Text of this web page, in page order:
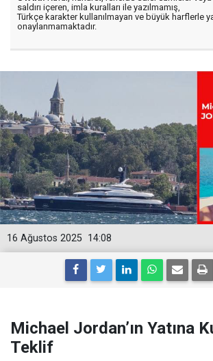
saldırı içeren, imla kuralları ile yazılmamış,
Türkçe karakter kullanılmayan ve büyük harflerle
onaylanmamaktadır.
14:08
16 Ağustos 2025
Michael Jordan’ın Yatına
Teklif